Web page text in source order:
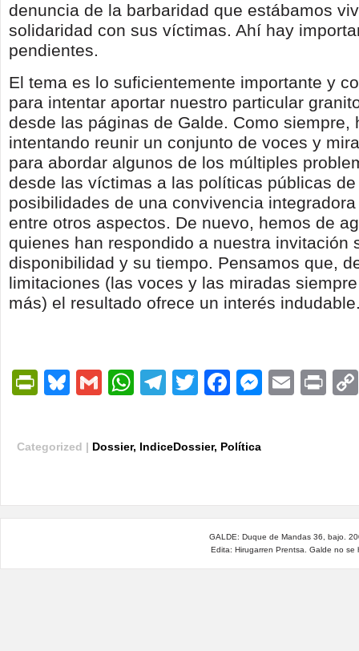
denuncia de la barbaridad que estábamos
solidaridad con sus víctimas. Ahí hay
pendientes.
El tema es lo suficientemente importante y
para intentar aportar nuestro particular
desde las páginas de Galde. Como siempre,
intentando reunir un conjunto de voces y
para abordar algunos de los múltiples
desde las víctimas a las políticas públicas
posibilidades de una convivencia
entre otros aspectos. De nuevo, hemos de
quienes han respondido a nuestra invitación
disponibilidad y su tiempo. Pensamos que,
limitaciones (las voces y las miradas
más) el resultado ofrece un interés
PrintFriendly
Bluesky
GmailWhatsApp
Telegram
TwitterFacebook
Email
Categorized | Dossier, IndiceDossier, Política
GALDE: Duque de Mandas 36, bajo.
Edita: Hirugarren Prentsa. Galde no